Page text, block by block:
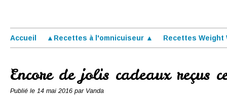
Accueil ▲Recettes à l'omnicuiseur ▲ Recettes Weight
Encore de jolis cadeaux reçus
Publié le 14 mai 2016 par Vanda